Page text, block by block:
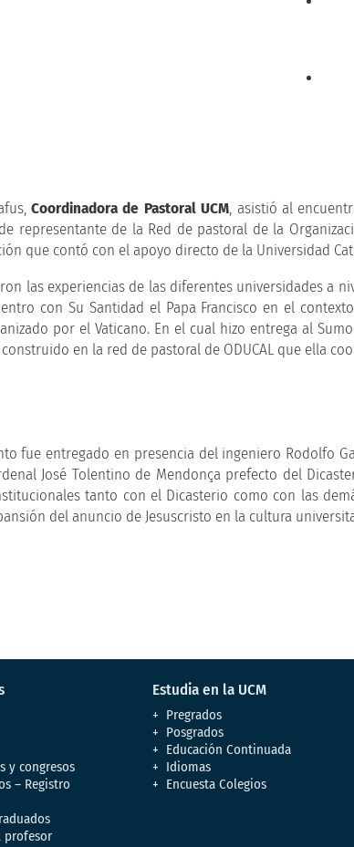
Coordinadora de Pastoral UCM, asistió al
representante de la Red de pastoral de la
que contó con el apoyo directo de la Universidad
las experiencias de las diferentes universidades a
con Su Santidad el Papa Francisco en el
por el Vaticano. En el cual hizo entrega al
en la red de pastoral de ODUCAL que ella
fue entregado en presencia del ingeniero Rodolfo
José Tolentino de Mendonça prefecto del
tanto con el Dicasterio como con las
del anuncio de Jesuscristo en la cultura
y congresos
– Registro
profesor
Estudia en la UCM
Pregrados
Posgrados
Educación Continuada
Idiomas
Encuesta Colegios